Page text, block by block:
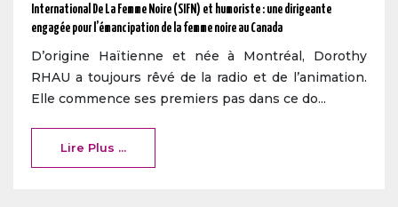
International De La Femme Noire (SIFN) et humoriste : une dirigeante
engagée pour l’émancipation de la femme noire au Canada
D’origine Haïtienne et née à Montréal, Dorothy
RHAU a toujours rêvé de la radio et de l’animation.
Elle commence ses premiers pas dans ce do...
Lire Plus ...